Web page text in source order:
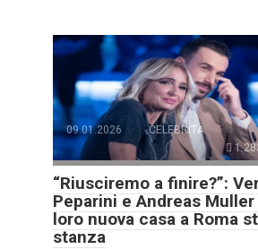
09.01.2026
CELEBRITÀ
“Riusciremo a finire?”:
Peparini e Andreas
loro nuova casa a Roma
stanza